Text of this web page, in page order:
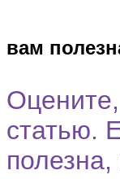
вам
статью.